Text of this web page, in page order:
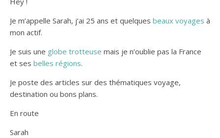
Je m’appelle Sarah, j’ai 25 ans et quelques beaux voyages à
mon actif.
Je suis une globe trotteuse mais je n’oublie pas la France
et ses belles régions.
Je poste des articles sur des thématiques voyage,
destination ou bons plans.
En route
Sarah